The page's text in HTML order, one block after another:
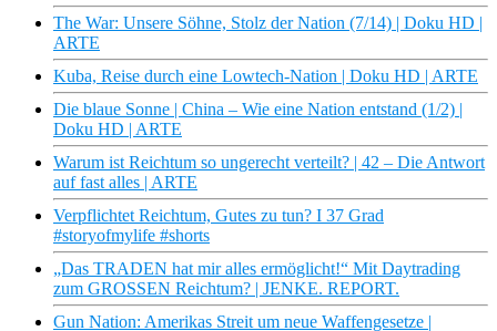
The War: Unsere Söhne, Stolz der Nation (7/14) | Doku HD |
ARTE
Kuba, Reise durch eine Lowtech-Nation | Doku HD | ARTE
Die blaue Sonne | China – Wie eine Nation entstand (1/2) |
Doku HD | ARTE
Warum ist Reichtum so ungerecht verteilt? | 42 – Die Antwort
auf fast alles | ARTE
Verpflichtet Reichtum, Gutes zu tun? I 37 Grad
#storyofmylife #shorts
„Das TRADEN hat mir alles ermöglicht!“ Mit Daytrading
zum GROSSEN Reichtum? | JENKE. REPORT.
Gun Nation: Amerikas Streit um neue Waffengesetze |